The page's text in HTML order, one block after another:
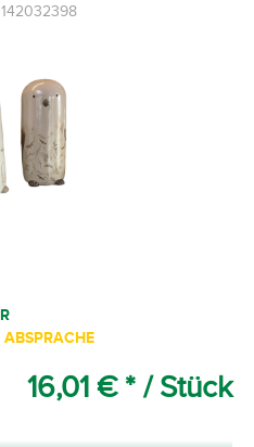
ABSPRACHE
16,01 € * / Stück